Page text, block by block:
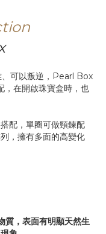
、可以叛逆，Pearl Box
，在開啟珠寶盒時，也
配，單圈可做頸鍊配
，擁有多面的高變化
質，表面有明顯天然生